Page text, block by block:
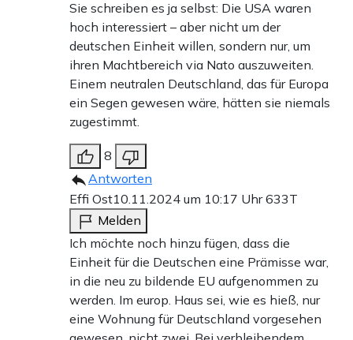
Einmalig Monatlich
Apollo News unterstützen
Zahlungsoptionen: Pay
Pay
15 € 25 € 50 € 100 €
Weiter zum Zahlen
Bank-Überweisung
Sie schreiben es ja selbst: Die USA waren
hoch interessiert – aber nicht um der
deutschen Einheit willen, sondern nur, um
ihren Machtbereich via Nato auszuweiten.
Einem neutralen Deutschland, das für Europa
ein Segen gewesen wäre, hätten sie niemals
zugestimmt.
8
Antworten
Effi Ost10.11.2024 um 10:17 Uhr633T
Melden
Ich möchte noch hinzu fügen, dass die
Einheit für die Deutschen eine Prämisse war,
in die neu zu bildende EU aufgenommen zu
werden. Im europ. Haus sei, wie es hieß, nur
eine Wohnung für Deutschland vorgesehen